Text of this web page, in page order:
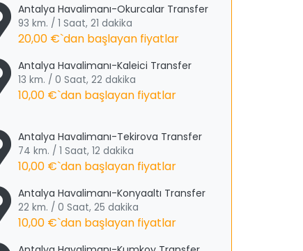
Antalya Havalimanı-Okurcalar Transfer
93 km. / 1 Saat, 21 dakika
20,00 €`dan başlayan fiyatlar
Antalya Havalimanı-Kaleici Transfer
13 km. / 0 Saat, 22 dakika
10,00 €`dan başlayan fiyatlar
Antalya Havalimanı-Tekirova Transfer
74 km. / 1 Saat, 12 dakika
10,00 €`dan başlayan fiyatlar
Antalya Havalimanı-Konyaaltı Transfer
22 km. / 0 Saat, 25 dakika
10,00 €`dan başlayan fiyatlar